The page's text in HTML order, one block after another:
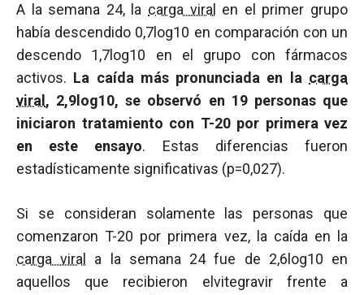
A la semana 24, la carga viral
en el primer grupo
había descendido 0,7log10 en comparación con un
descendo 1,7log10 en el grupo con fármacos
activos. La caída más pronunciada en la carga
viral , 2,9log10, se observó en 19 personas que
iniciaron tratamiento con T-20 por primera vez
en este ensayo. Estas diferencias fueron
estadísticamente significativas (p=0,027).
Si se consideran solamente las personas que
comenzaron T-20 por primera vez, la caída en la
carga viral
a la semana 24 fue de 2,6log10 en
aquellos que recibieron elvitegravir frente a